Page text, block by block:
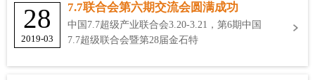
28
2019-03
7.7联合会第六期交流会圆满成功
中国7.7超级产业联合会3.20-3.21，第6期中国
7.7超级联合会暨第28届金石特